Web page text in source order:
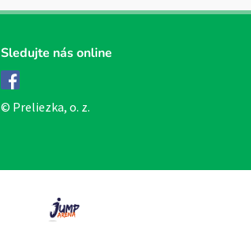
Sledujte nás online
© Preliezka, o. z.